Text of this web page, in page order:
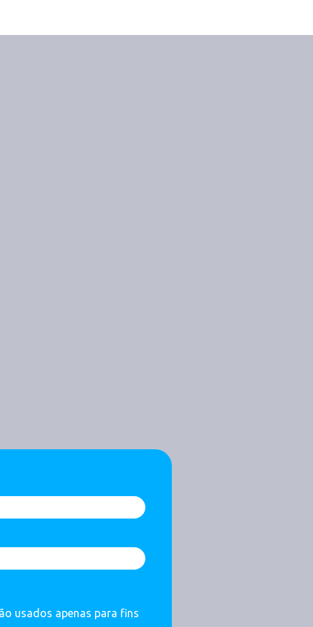
usados apenas para fins